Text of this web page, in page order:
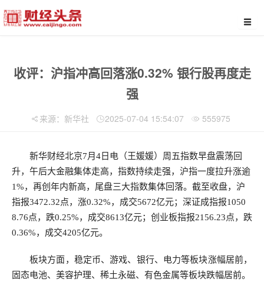
收评：沪指冲高回落涨0.32% 银行股再度走
强
来源：新华社 2025-07-04 15:54:07 555975
新华财经北京7月4日电（王媛媛）周五指数早盘震荡回
升，午后大金融集体走高，指数持续走强，沪指一度拉升涨逾
1%，再创年内新高，尾盘三大指数集体回落。截至收盘，沪
指报3472.32点，涨0.32%，成交5672亿元；深证成指报1050
8.76点，跌0.25%，成交8613亿元；创业板指报2156.23点，跌
0.36%，成交4205亿元。
板块方面，稳定币、游戏、银行、电力等板块涨幅居前，
固态电池、美容护理、稀土永磁、有色金属等板块跌幅居前。